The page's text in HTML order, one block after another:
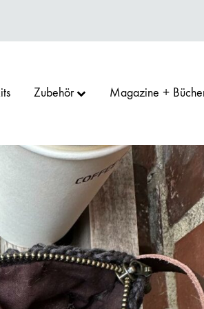
GARN
Zubehör
KOKON
Magazine +
ERIKA